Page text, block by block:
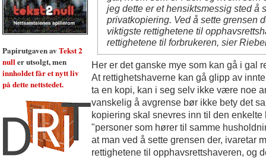
Papirutgaven av Tekst 2
nuller utsolgt, men
innholdet får et nytt liv
på dette nettstedet.
jeg dette er et hensiktsmessig sted å
privatkopiering. Ved å sette grensen
viktigste rettighetene til
rettighetene til forbrukeren, sier
Her er det ganske mye som kan gå i gal
At rettighetshaverne kan gå glipp av
ta en kopi, kan i seg selv ikke være noe
vanskelig å avgrense bør ikke bety det
kopiering skal snevres inn til den enkelte
"personer som hører til samme
at man ved å sette grensen der, ivaretar
rettighetene til opphavsrettshaveren, og